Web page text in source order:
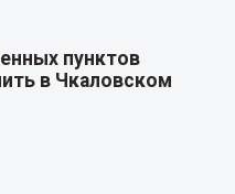
пунктов
в Чкаловском